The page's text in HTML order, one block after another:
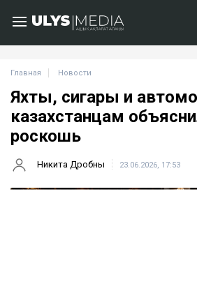
Главная Новости
Яхты, сигары и
казахстанцам
роскошь
Никита Дробны 23.06.2026, 17:53